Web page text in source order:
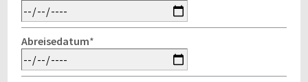
Abreisedatum*